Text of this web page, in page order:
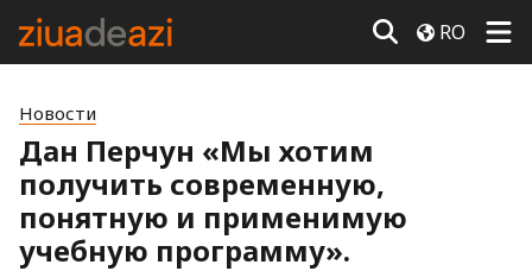
RO
Новости
Дан Перчун «Мы хотим
получить современную,
понятную и применимую
учебную программу».